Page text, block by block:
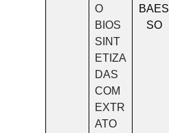
O
BIOS
SINT
ETIZA
DAS
COM
EXTR
ATO
BAES
SO